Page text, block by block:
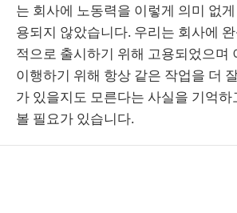
는 회사에 노동력을 이렇게 의미 없
용되지 않았습니다. 우리는 회사에
적으로 출시하기 위해 고용되었으며
이행하기 위해 항상 같은 작업을 더
가 있을지도 모른다는 사실을 기억하
볼 필요가 있습니다.